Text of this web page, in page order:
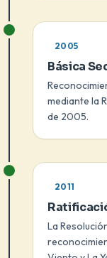
2005
Básica
mediante la
de 2005.
2011
La